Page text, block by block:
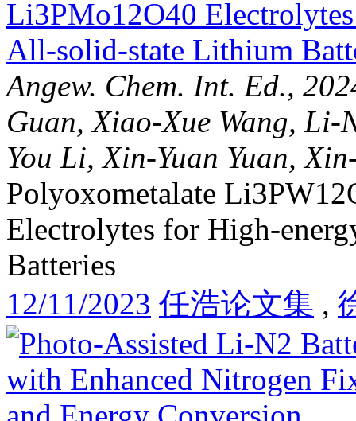
Angew. Chem. Int. Ed.,
Guan, Xiao-Xue Wang,
You Li, Xin-Yuan Yuan,
Polyoxometalate
Electrolytes for High-
Batteries
12/11/2023 任浩论文集 ,